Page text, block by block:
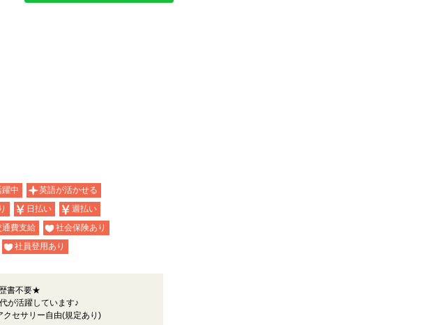
躍中
英語が活かせる
日払い
週払い
通費支給
社会保険あり
社員登用あり
書不要★
が活躍しています♪
セサリー自由(規定あり)